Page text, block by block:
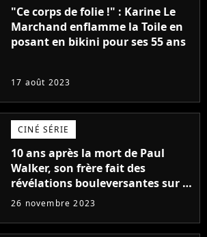
"Ce corps de folie !" : Karine Le
Marchand enflamme la Toile en
posant en bikini pour ses 55 ans
17 août 2023
CINÉ SÉRIE
10 ans après la mort de Paul
Walker, son frère fait des
révélations bouleversantes sur la
réaction des acteurs de Fast and
26 novembre 2023